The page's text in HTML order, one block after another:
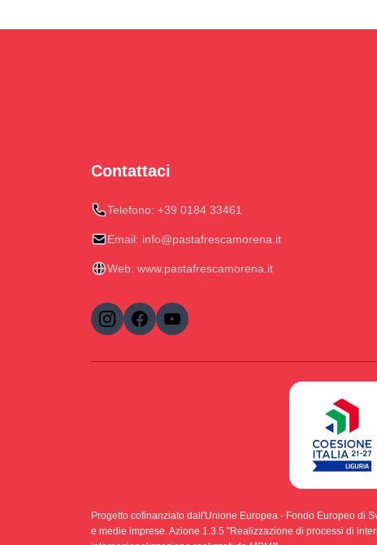
Contattaci
Telefono: +39 0184 33461
Email: info@pastafrescamorena.it
Web: www.pastafrescamorena.it
Progetto cofinanziato dall'Unione Europea - Fondo Europeo di
e medie imprese. Azione 1.3.5 "Realizzazione di processi di